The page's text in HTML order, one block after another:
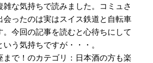
雑な気持ちで読みました。コミュさ
会ったのは実はスイス鉄道と自転車
。今回の記事を読むと心待ちにして
う気持ちですが・・・。
まで！のカテゴリ：日本酒の方も楽